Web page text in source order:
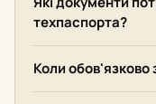
техпаспорта?
Коли обов'язково